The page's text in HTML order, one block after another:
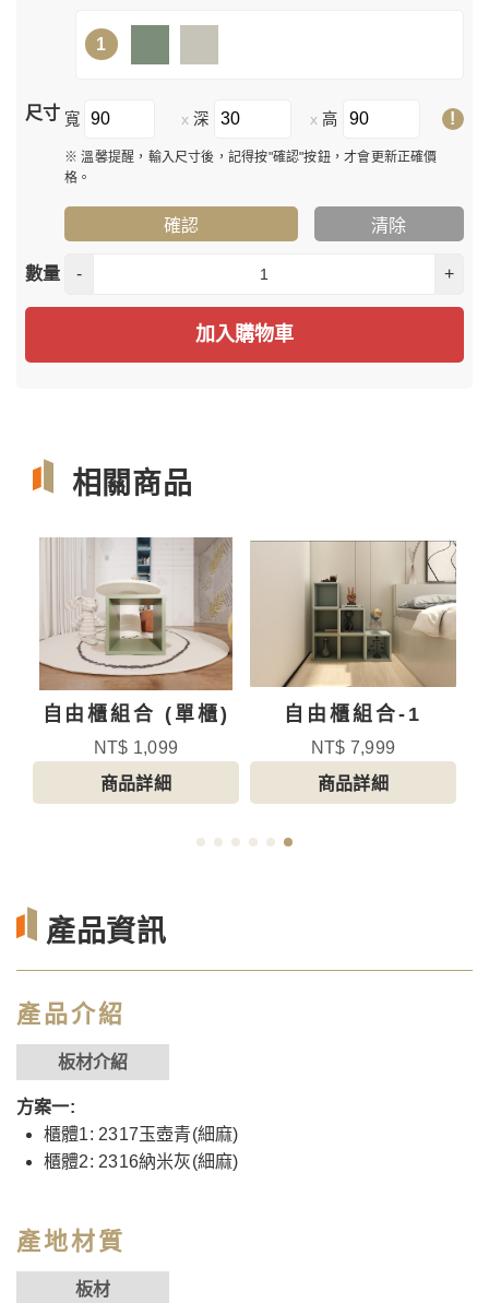
1
尺寸 寬 x 深 x 高 !
※ 溫馨提醒，輸入尺寸後，記得按"確認"按鈕，才會更新正確價
格。
確認 清除
數量 - +
加入購物車
相關商品
自由櫃組合 (單櫃)
NT$ 1,099
商品詳細
自由櫃組合-1
NT$ 7,999
商品詳細
產品資訊
產品介紹
板材介紹
方案一:
櫃體1: 2317玉壺青(細麻)
櫃體2: 2316納米灰(細麻)
產地材質
板材